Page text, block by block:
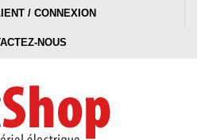
/ CONNEXION
NOUS